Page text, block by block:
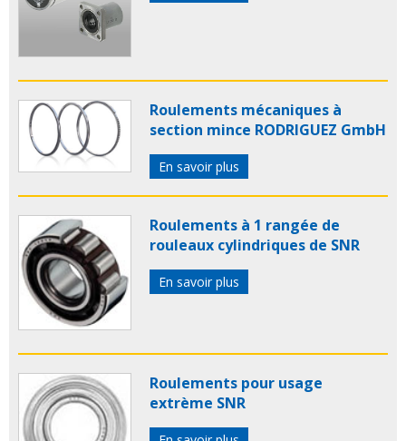
Roulements mécaniques à
section mince RODRIGUEZ GmbH
En savoir plus
Roulements à 1 rangée de
rouleaux cylindriques de SNR
En savoir plus
Roulements pour usage
extrème SNR